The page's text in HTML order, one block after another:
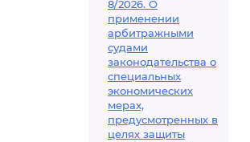
8/2026. О
применении
арбитражными
судами
законодательства о
специальных
экономических
мерах,
предусмотренных в
целях защиты